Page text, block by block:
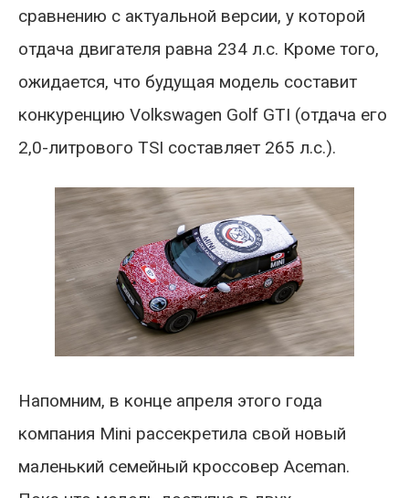
сравнению с актуальной версии, у которой
отдача двигателя равна 234 л.с. Кроме того,
ожидается, что будущая модель составит
конкуренцию Volkswagen Golf GTI (отдача его
2,0-литрового TSI составляет 265 л.с.).
Напомним, в конце апреля этого года
компания Mini рассекретила свой новый
маленький семейный кроссовер Aceman.